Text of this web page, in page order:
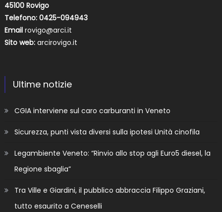
45100 Rovigo
Telefono: 0425-094943
Email rovigo@arci.it
Sito web: arcirovigo.it
Ultime notizie
CGIA interviene sul caro carburanti in Veneto
Sicurezza, punti vista diversi sulla ipotesi Unità cinofila
Legambiente Veneto: “Rinvio allo stop agli Euro5 diesel, la
Regione sbaglia”
Tra Ville e Giardini, il pubblico abbraccia Filippo Graziani,
tutto esaurito a Ceneselli